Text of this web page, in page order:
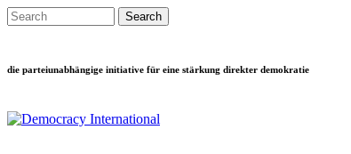
Direkt zum Inhalt
Search this site
die parteiunabhängige initiative für eine stärkung direkter demokratie